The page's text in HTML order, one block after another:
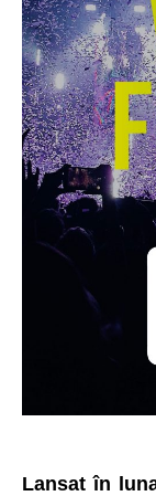
Lansat în